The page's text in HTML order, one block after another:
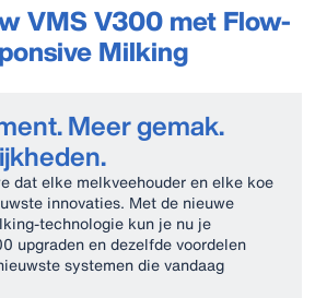
VMS V300 met Flow-
Milking
Meer gemak.
dat elke melkveehouder en elke koe
innovaties. Met de nieuwe
kun je nu je
upgraden en dezelfde voordelen
systemen die vandaag